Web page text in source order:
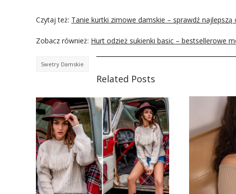
Czytaj też: Tanie kurtki zimowe damskie – sprawdź najlepszą
Zobacz również: Hurt odzież sukienki basic – bestsellerowe
Swetry Damskie
Related Posts